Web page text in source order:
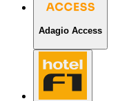
Adagio Access